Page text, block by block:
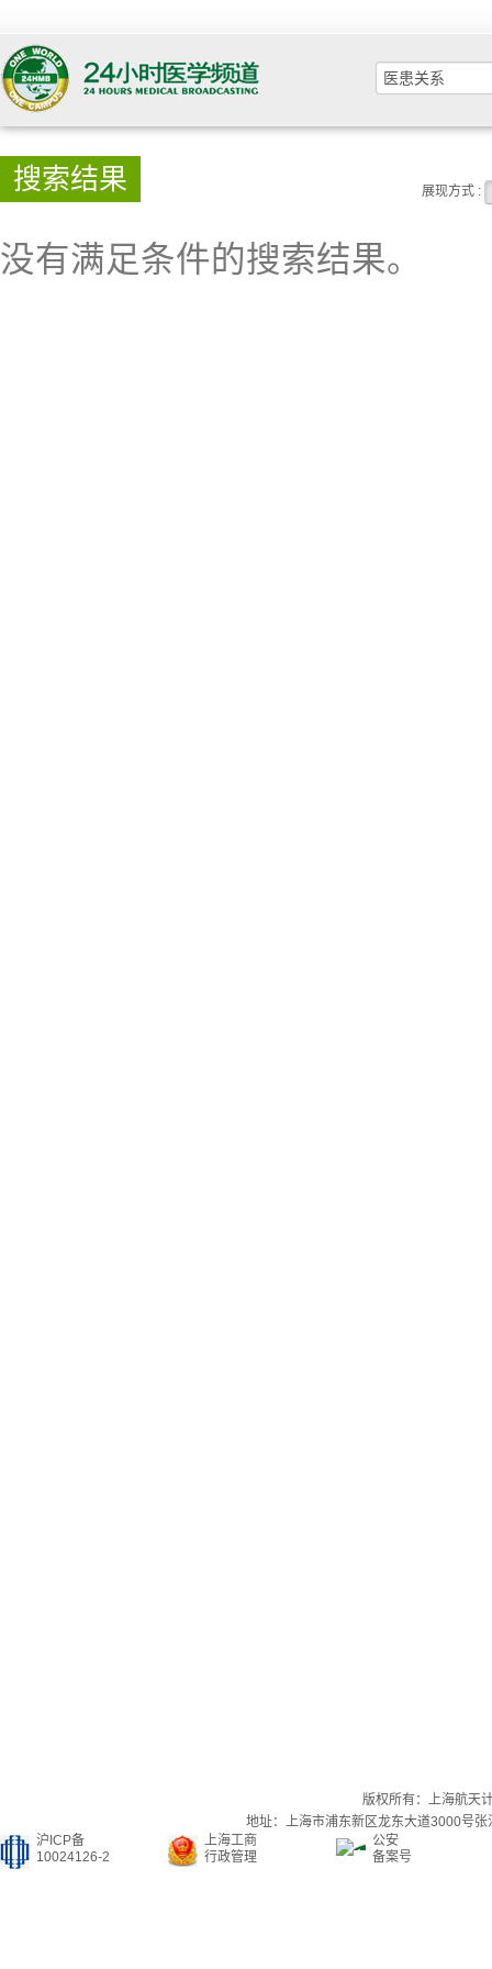
搜索结果 展现方式 :
没有满足条件的搜索结果。
版权所有：上海航天
地址：上海市浦东新区龙东大道3000号
沪ICP备
10024126-2
上海工商
行政管理
公安
备案号